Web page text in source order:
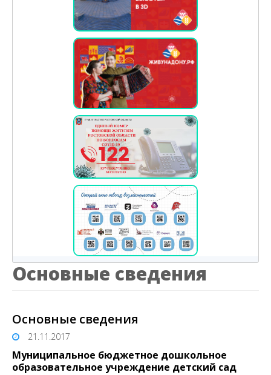
Основные сведения
Основные сведения
21.11.2017
Муниципальное бюджетное дошкольное
образовательное учреждение детский сад